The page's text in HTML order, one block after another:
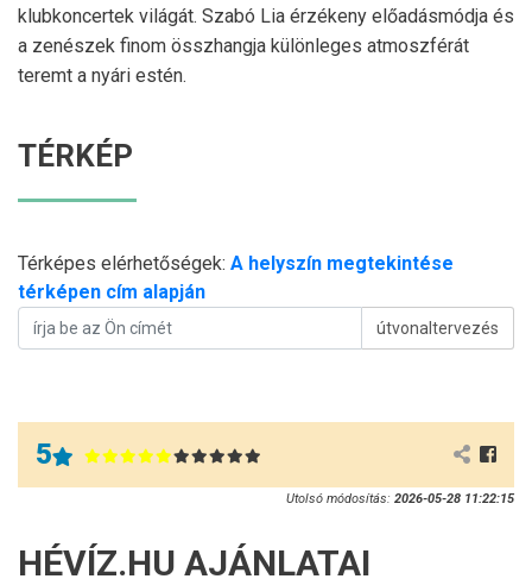
klubkoncertek világát. Szabó Lia érzékeny előadásmódja és
a zenészek finom összhangja különleges atmoszférát
teremt a nyári estén.
TÉRKÉP
Térképes elérhetőségek: A helyszín megtekintése
térképen cím alapján
útvonaltervezés
5
Utolsó módosítás: 2026-05-28 11:22:15
HÉVÍZ.HU AJÁNLATAI